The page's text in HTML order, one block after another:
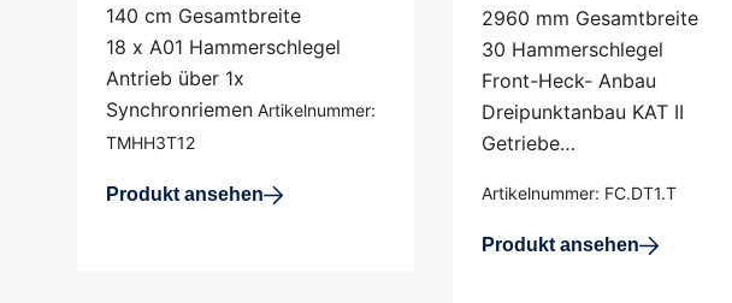
140 cm Gesamtbreite
18 x A01 Hammerschlegel
Antrieb über 1x
Synchronriemen Artikelnummer:
TMHH3T12
Produkt ansehen
2960 mm Gesamtbreite
30 Hammerschlegel
Front-Heck- Anbau
Dreipunktanbau KAT II
Getriebe…
Artikelnummer: FC.DT1.T
Produkt ansehen